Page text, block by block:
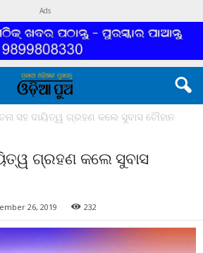
Ads
ସହ ଦାୟିତ୍ୱ ଗ୍ରହଣ କଲେ ସୁବାସ ଚୌହାନ
ଗ୍ରହଣ କଲେ ସୁବାସ
26, 2019 232